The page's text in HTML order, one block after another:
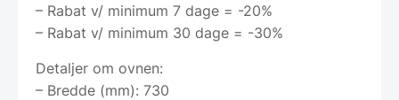
– Rabat v/ minimum 7 dage = -20%
– Rabat v/ minimum 30 dage = -30%
Detaljer om ovnen:
– Bredde (mm): 730